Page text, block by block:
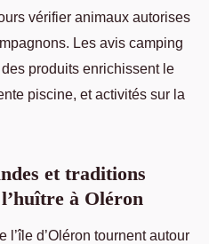
vérifier animaux autorises
Les avis camping
produits enrichissent le
piscine, et activités sur la
et traditions
à Oléron
d’Oléron tournent autour